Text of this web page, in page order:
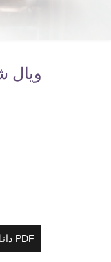
دانلود به صورت PDF